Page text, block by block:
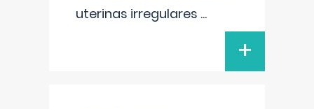
uterinas irregulares ...
+